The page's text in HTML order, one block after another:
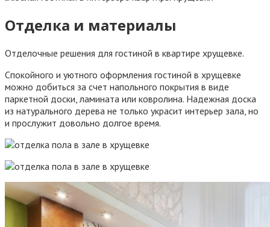
Отделка и материалы
Отделочные решения для гостиной в квартире хрущевке.
Спокойного и уютного оформления гостиной в хрущевке
можно добиться за счет напольного покрытия в виде
паркетной доски, ламината или ковролина. Надежная доска
из натурального дерева не только украсит интерьер зала, но
и прослужит довольно долгое время.